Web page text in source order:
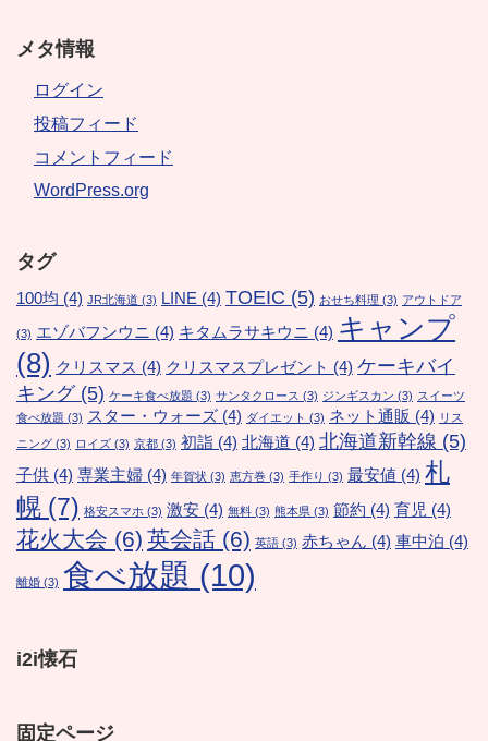
メタ情報
ログイン
投稿フィード
コメントフィード
WordPress.org
タグ
100均 (4) JR北海道 (3) LINE (4) TOEIC (5) おせち料理 (3) アウトドア
(3) エゾバフンウニ (4) キタムラサキウニ (4) キャンプ
(8) クリスマス (4) クリスマスプレゼント (4) ケーキバイ
キング(5) ケーキ食べ放題 (3) サンタクロース (3) ジンギスカン (3) スイーツ
食べ放題 (3) スター・ウォーズ (4) ダイエット (3) ネット通販 (4) リス
ニング (3) ロイズ (3) 京都 (3) 初詣 (4) 北海道 (4) 北海道新幹線 (5)
子供 (4) 専業主婦 (4) 年賀状 (3) 恵方巻 (3) 手作り (3) 最安値 (4) 札
幌 (7) 格安スマホ (3) 激安 (4) 無料 (3) 熊本県 (3) 節約 (4) 育児 (4)
花火大会 (6) 英会話 (6) 英語 (3) 赤ちゃん (4) 車中泊 (4)
離婚 (3) 食べ放題 (10)
i2i懐石
固定ページ